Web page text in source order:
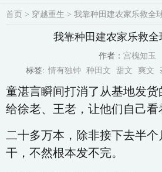
首页 > 穿越重生 > 我靠种田建农家乐救全
我靠种田建农家乐救全
作者： 宫槐知玉
标签: 情有独钟 种田文 甜文 爽文
童湛言瞬间打消了从基地发
给徐老、王老，让他们自己看
二十多万本，除非接下去半个
干，不然根本发不完。